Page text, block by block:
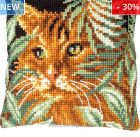
- 30%
NEW